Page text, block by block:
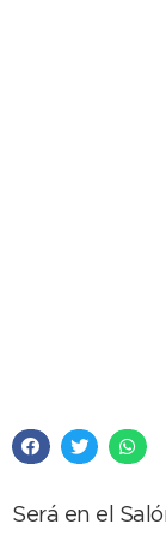
Será en el